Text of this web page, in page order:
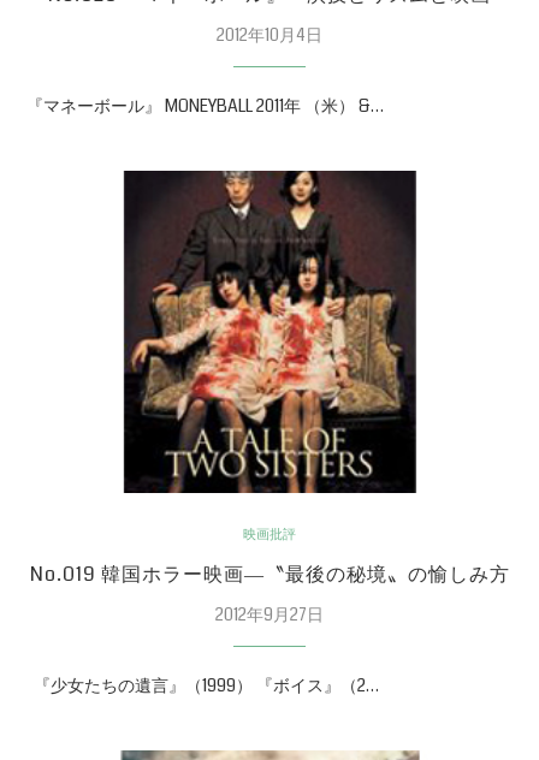
2012年10月4日
『マネーボール』 MONEYBALL 2011年 （米） &…
映画批評
No.019 韓国ホラー映画―〝最後の秘境〟の愉しみ方
2012年9月27日
『少女たちの遺言』（1999） 『ボイス』（2…